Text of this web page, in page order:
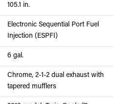
105.1 in.
Electronic Sequential Port Fuel
Injection (ESPFI)
6 gal.
Chrome, 2-1-2 dual exhaust with
tapered mufflers